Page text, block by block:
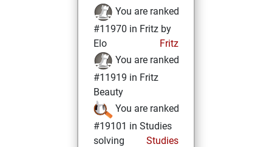
You are ranked
#11970 in Fritz by
Elo
Fritz
You are ranked
#11919 in Fritz
Beauty
You are ranked
#19101 in Studies
solving
Studies